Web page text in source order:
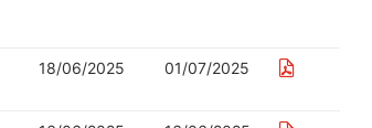
18/06/2025 01/07/2025